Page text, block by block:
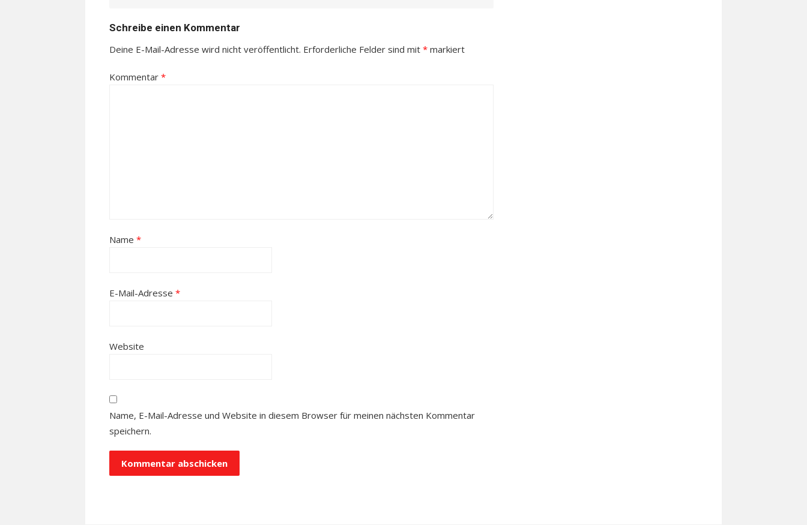
Schreibe einen Kommentar
Deine E-Mail-Adresse wird nicht veröffentlicht. Erforderliche Felder sind mit * markiert
Kommentar *
Name *
E-Mail-Adresse *
Website
Name, E-Mail-Adresse und Website in diesem Browser für meinen nächsten Kommentar
speichern.